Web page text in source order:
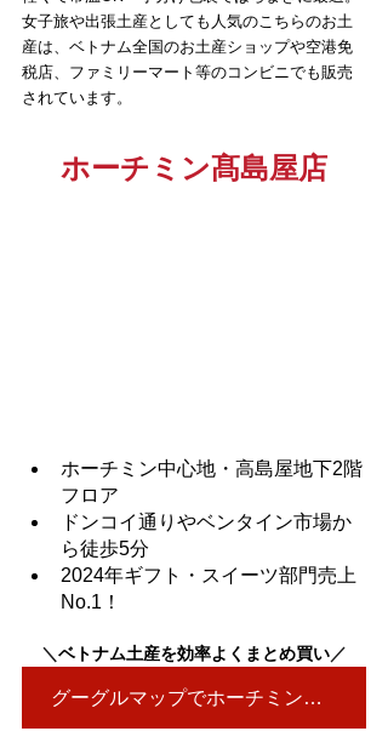
女子旅や出張土産としても人気のこちらのお土
産は、ベトナム全国のお土産ショップや空港免
税店、ファミリーマート等のコンビニでも販売
されています。
ホーチミン髙島屋店
ホーチミン中心地・高島屋地下2階
フロア
ドンコイ通りやベンタイン市場か
ら徒歩5分
2024年ギフト・スイーツ部門売上
No.1！
＼ベトナム土産を効率よくまとめ買い／
グーグルマップでホーチミン店を見る▶